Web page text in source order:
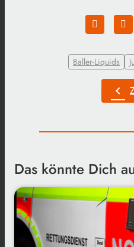
Baller-Liquids
chevron_left
Das könnte Dich